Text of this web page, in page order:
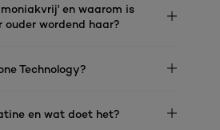
en waarom is
wordend haar?
Technology?
en wat doet het?